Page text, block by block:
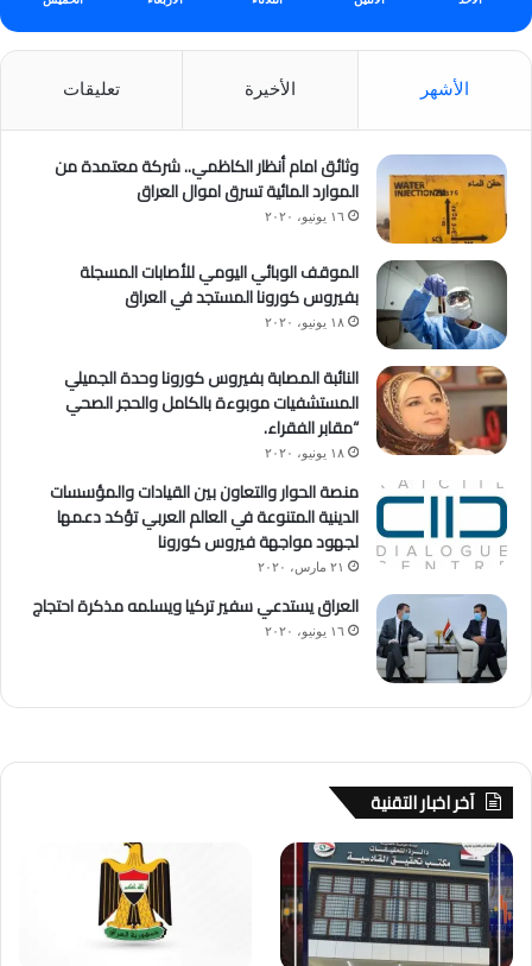
الأشهر الأخيرة تعليقات
وثائق امام أنظار الكاظمي.. شركة معتمدة من
الموارد المائية تسرق اموال العراق
١٦ يونيو، ٢٠٢٠
الموقف الوبائي اليومي للأصابات المسجلة
بفيروس كورونا المستجد في العراق
١٨ يونيو، ٢٠٢٠
النائبة المصابة بفيروس كورونا وحدة الجميلي
المستشفيات موبوءة بالكامل والحجر الصحي
“مقابر الفقراء.
١٨ يونيو، ٢٠٢٠
منصة الحوار والتعاون بين القيادات والمؤسسات
الدينية المتنوعة في العالم العربي تؤكد دعمها
لجهود مواجهة فيروس كورونا
٢١ مارس، ٢٠٢٠
العراق يستدعي سفير تركيا ويسلمه مذكرة احتجاج
١٦ يونيو، ٢٠٢٠
آخر اخبار التقنية